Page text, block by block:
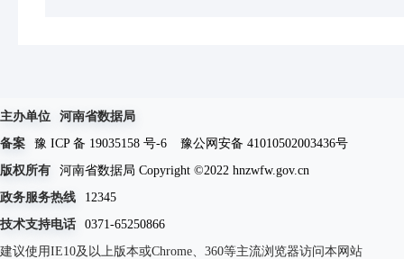
主办单位
河南省数据局
备案
豫 ICP 备 19035158 号-6
豫公网安备 41010502003436号
版权所有
河南省数据局 Copyright ©2022 hnzwfw.gov.cn
政务服务热线
12345
技术支持电话
0371-65250866
建议使用IE10及以上版本或Chrome、360等主流浏览器访问本网站